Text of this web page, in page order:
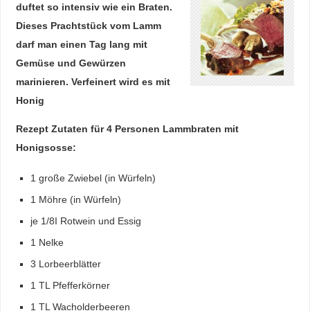
duftet so intensiv wie ein Braten.
Dieses Prachtstück vom Lamm
darf man einen Tag lang mit
Gemüse und Gewürzen
marinieren. Verfeinert wird es mit
Honig
Rezept Zutaten für 4 Personen Lammbraten mit
Honigsosse:
1 große Zwiebel (in Würfeln)
1 Möhre (in Würfeln)
je 1/8I Rotwein und Essig
1 Nelke
3 Lorbeerblätter
1 TL Pfefferkörner
1 TL Wacholderbeeren